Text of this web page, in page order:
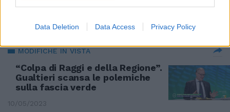
Data Deletion Data Access Privacy Policy
boccia la nuova fascia verde
MODIFICHE IN VISTA
“Colpa di Raggi e della Regione”.
Gualtieri scansa le polemiche
sulla fascia verde
10/05/2023